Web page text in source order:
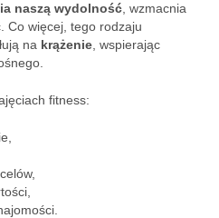
naszą wydolność , wzmacnia
Co więcej, tego rodzaju
na krążenie , wspierając
fitness: